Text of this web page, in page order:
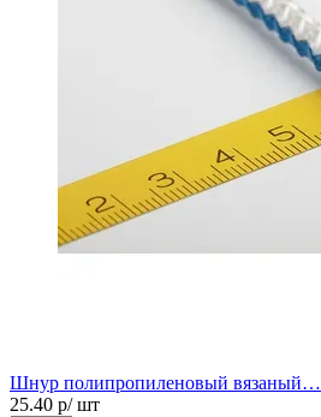
Шнур полипропиленовый вязаный…
25.40 р/ шт